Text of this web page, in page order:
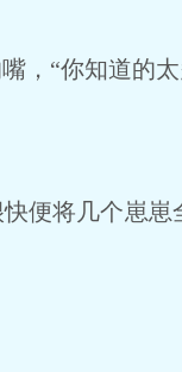
，“你知道的太
便将几个崽崽